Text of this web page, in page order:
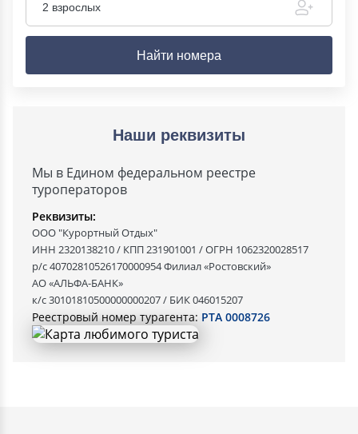
2 взрослых
Найти номера
Наши реквизиты
Мы в Едином федеральном реестре
туроператоров
Реквизиты:
ООО "Курортный Отдых"
ИНН 2320138210 / КПП 231901001 / ОГРН 1062320028517
р/с 40702810526170000954 Филиал «Ростовский»
АО «АЛЬФА-БАНК»
к/с 30101810500000000207 / БИК 046015207
Реестровый номер турагента: РТА 0008726